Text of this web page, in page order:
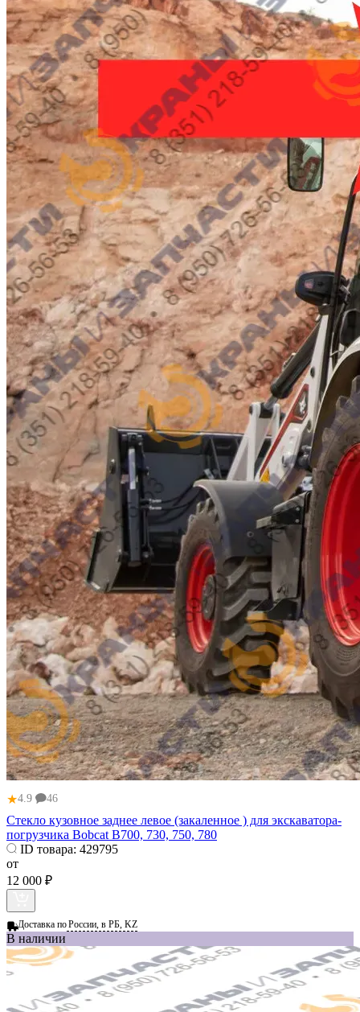
★4.9 46
Стекло кузовное заднее левое (закаленное ) для экскаватора-
погрузчика Bobcat B700, 730, 750, 780
ID товара: 429795
от
12 000 ₽
Доставка поРоссии, в РБ, KZ
В наличии